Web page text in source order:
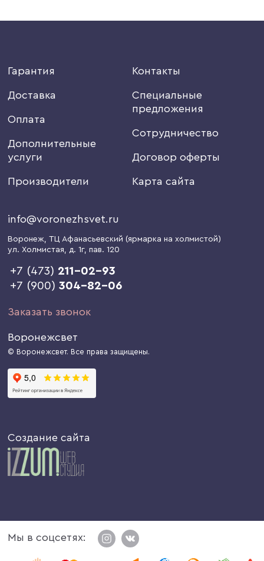
Гарантия
Доставка
Оплата
Дополнительные
услуги
Производители
Контакты
Специальные
предложения
Сотрудничество
Договор оферты
Карта сайта
info@voronezhsvet.ru
Воронеж, ТЦ Афанасьевский (ярмарка на холмистой)
ул. Холмистая, д. 1г, пав. 120
+7 (473) 211-02-93
+7 (900)304-82-06
Заказать звонок
Воронежсвет
© Воронежсвет. Все права защищены.
Создание сайта
Мы в соцсетях: